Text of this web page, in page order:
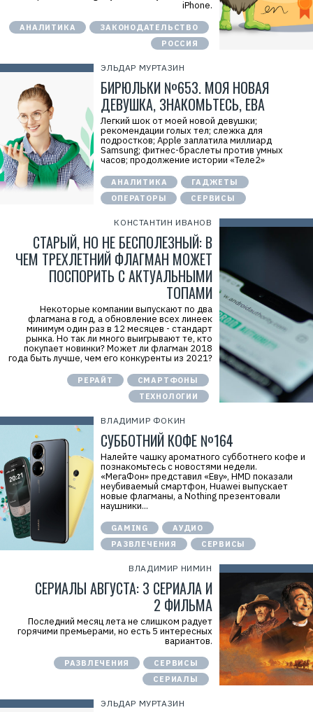
iPhone.
АНАЛИТИКА
ЗАКОНОДАТЕЛЬСТВО
РОССИЯ
ЭЛЬДАР МУРТАЗИН
БИРЮЛЬКИ №653. МОЯ НОВАЯ
ДЕВУШКА, ЗНАКОМЬТЕСЬ, ЕВА
Легкий шок от моей новой девушки;
рекомендации голых тел; слежка для
подростков; Apple заплатила миллиард
Samsung; фитнес-браслеты против умных
часов; продолжение истории «Теле2»
АНАЛИТИКА
ГАДЖЕТЫ
ОПЕРАТОРЫ
СЕРВИСЫ
КОНСТАНТИН ИВАНОВ
СТАРЫЙ, НО НЕ БЕСПОЛЕЗНЫЙ: В
ЧЕМ ТРЕХЛЕТНИЙ ФЛАГМАН МОЖЕТ
ПОСПОРИТЬ С АКТУАЛЬНЫМИ
ТОПАМИ
Некоторые компании выпускают по два
флагмана в год, а обновление всех линеек
минимум один раз в 12 месяцев - стандарт
рынка. Но так ли много выигрывают те, кто
покупает новинки? Может ли флагман 2018
года быть лучше, чем его конкуренты из 2021?
РЕРАЙТ
СМАРТФОНЫ
ТЕХНОЛОГИИ
ВЛАДИМИР ФОКИН
СУББОТНИЙ КОФЕ №164
Налейте чашку ароматного субботнего кофе и
познакомьтесь с новостями недели.
«МегаФон» представил «Еву», HMD показали
неубиваемый смартфон, Huawei выпускает
новые флагманы, а Nothing презентовали
наушники...
GAMING
АУДИО
РАЗВЛЕЧЕНИЯ
СЕРВИСЫ
ВЛАДИМИР НИМИН
СЕРИАЛЫ АВГУСТА: 3 СЕРИАЛА И
2 ФИЛЬМА
Последний месяц лета не слишком радует
горячими премьерами, но есть 5 интересных
вариантов.
РАЗВЛЕЧЕНИЯ
СЕРВИСЫ
СЕРИАЛЫ
ЭЛЬДАР МУРТАЗИН
Р
е
к
л
а
м
а
.